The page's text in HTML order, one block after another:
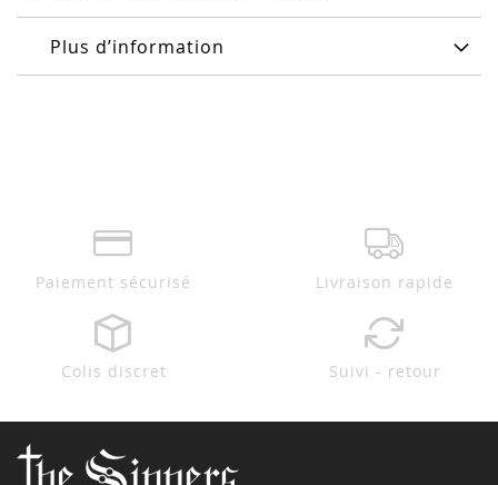
Plus d’information
Paiement sécurisé Livraison rapide
Colis discret Suivi - retour